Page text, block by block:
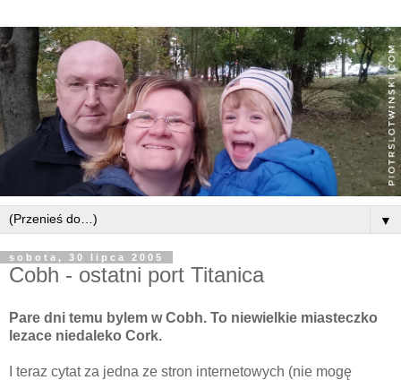
▼
sobota, 30 lipca 2005
Cobh - ostatni port Titanica
Pare dni temu bylem w Cobh. To niewielkie miasteczko
lezace niedaleko Cork.
I teraz cytat za jedna ze stron internetowych (nie mogę